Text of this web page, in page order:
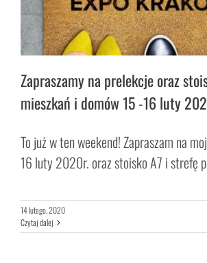
Zapraszamy na prelekcje oraz
mieszkań i domów 15 -16 luty
To już w ten weekend! Zapraszam na
16 luty 2020r. oraz stoisko A7 i strefę
14 lutego, 2020
Czytaj dalej